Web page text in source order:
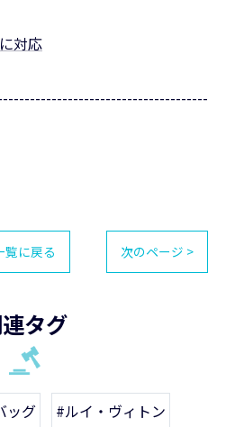
対応
覧に戻る 次のページ >
タグ
ッグ #ルイ・ヴィトン